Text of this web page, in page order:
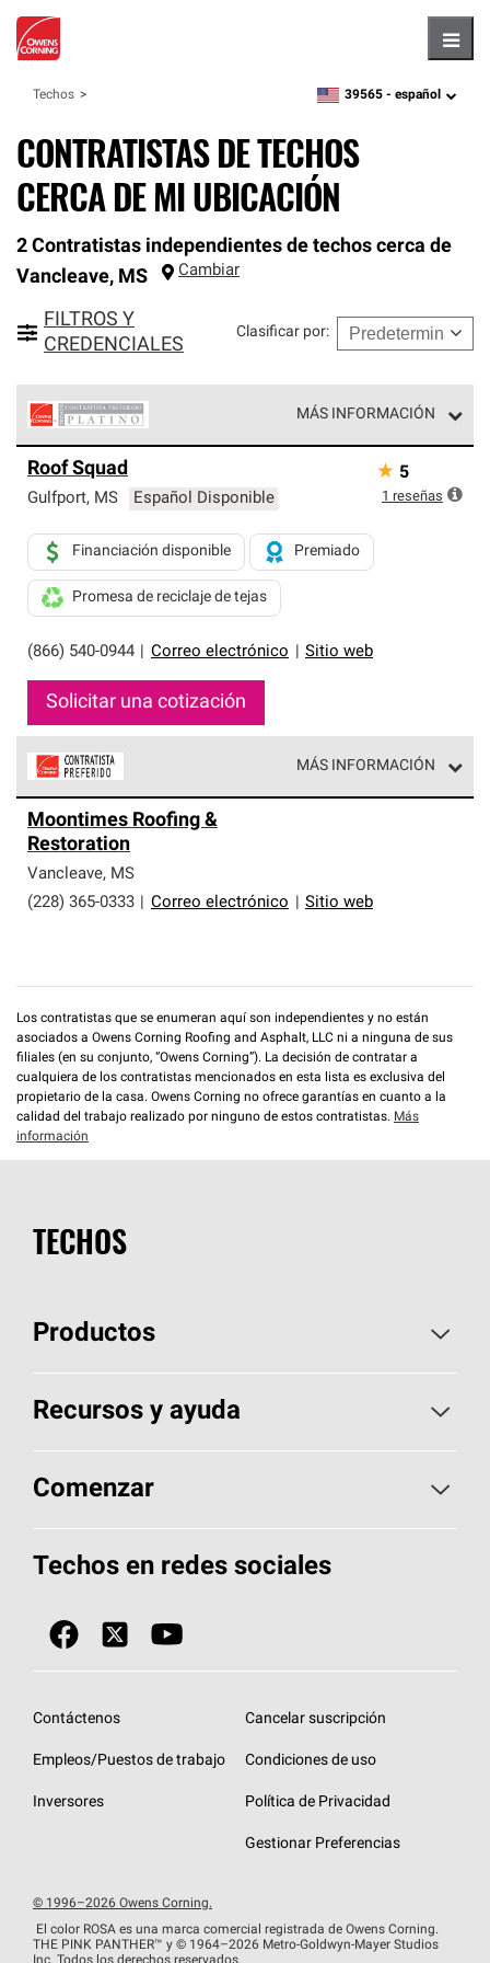
Techos zipcode,language
39565 - español
CONTRATISTAS DE TECHOS
CERCA DE MI UBICACIÓN
2 Contratistas independientes de techos cerca de
Vancleave, MS Cambiar
FILTROS Y
CREDENCIALES
Clasificar por:
MÁS INFORMACIÓN
Corning constituyen el nivel superior de nuestra red
exclusiva y cumplen con estándares estrictos de
Solo ellos pueden ofrecer nuestra mejor garantía de
sistemas de techos.
Roof Squad
Gulfport, MS Español Disponible
(866) 540-0944 Correo electrónico Sitio web
Financiación disponible Premiado
Promesa de reciclaje de tejas
Solicitar una cotización
★ 5
1 reseñas
MÁS INFORMACIÓN
parte de una red exclusiva de profesionales de techos
que cumplen con altos estándares y requisitos estrictos
de profesionalismo y confiabilidad.
Moontimes Roofing &
Restoration
Vancleave, MS
(228) 365-0333
Correo electrónico Sitio web
Los contratistas que se enumeran aquí son independientes y no están
asociados a Owens Corning Roofing and Asphalt, LLC ni a ninguna de sus
filiales (en su conjunto, “Owens Corning”). La decisión de contratar a
cualquiera de los contratistas mencionados en esta lista es exclusiva del
propietario de la casa. Owens Corning no ofrece garantías en cuanto a la
calidad del trabajo realizado por ninguno de estos contratistas. Más
información
TECHOS
Productos
Elija sus tejas
Encuentre un contratista
Componentes para techos
Tecnología SureNail®
Garantías de techos
Recursos y ayuda
Aspectos básicos sobre techos
Herramientas de diseño y color
Únase a la red de contratistas de techos
Diseño en el techo
Eventos para contratistas
Comenzar
Llame al 1-800-GET-PINK®
Encuentre una tienda o encuentre un
Financiamiento de techos
Techos en redes sociales
Contáctenos
Empleos/Puestos de trabajo
Inversores
Cancelar suscripción
Condiciones de uso
Política de Privacidad
Gestionar Preferencias
© 1996–2026 Owens Corning.
El color ROSA es una marca comercial registrada de Owens Corning.
THE PINK PANTHER™ y © 1964–2026 Metro-Goldwyn-Mayer Studios